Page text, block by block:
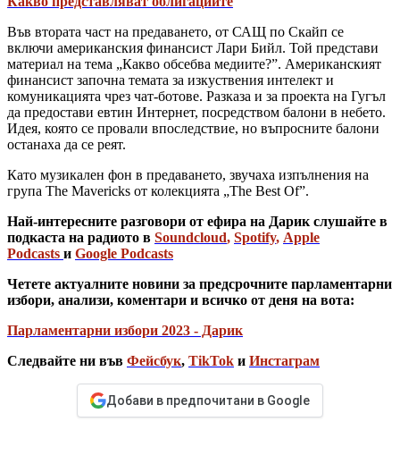
Във втората част на предаването, от САЩ по Скайп се
включи американския финансист Лари Бийл. Той представи
материал на тема „Какво обсебва медиите?”. Американският
финансист започна темата за изкуствения интелект и
комуникацията чрез чат-ботове. Разказа и за проекта на Гугъл
да предостави евтин Интернет, посредством балони в небето.
Идея, която се провали впоследствие, но въпросните балони
останаха да се реят.
Като музикален фон в предаването, звучаха изпълнения на
група The Mavericks от колекцията „The Best Of”.
Най-интересните разговори от ефира на Дарик слушайте в
подкаста на радиото в Soundcloud, Spotify, Apple
Podcasts и Google Podcasts
Четете актуалните новини за предсрочните парламентарни
избори, анализи, коментари и всичко от деня на вота:
Парламентарни избори 2023 - Дарик
Следвайте ни във Фейсбук, TikTok и Инстаграм
Добави в предпочитани в Google